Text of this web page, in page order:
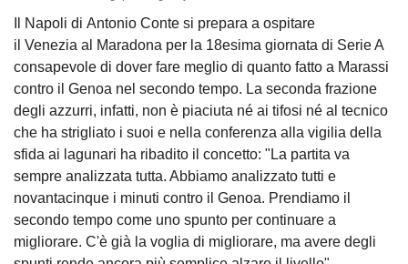
Il Napoli di Antonio Conte si prepara a ospitare
il Venezia al Maradona per la 18esima giornata di Serie A
consapevole di dover fare meglio di quanto fatto a Marassi
contro il Genoa nel secondo tempo. La seconda frazione
degli azzurri, infatti, non è piaciuta né ai tifosi né al tecnico
che ha strigliato i suoi e nella conferenza alla vigilia della
sfida ai lagunari ha ribadito il concetto: "La partita va
sempre analizzata tutta. Abbiamo analizzato tutti e
novantacinque i minuti contro il Genoa. Prendiamo il
secondo tempo come uno spunto per continuare a
migliorare. C'è già la voglia di migliorare, ma avere degli